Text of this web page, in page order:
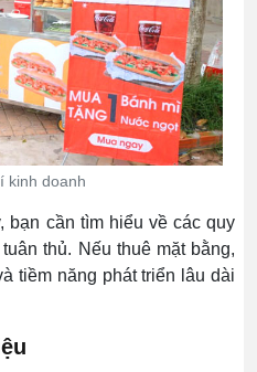
kinh doanh
bạn cần tìm hiểu về các quy
thủ. Nếu thuê mặt bằng,
tiềm năng phát triển lâu dài